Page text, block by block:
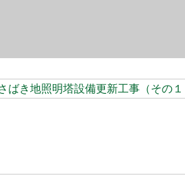
ばき地照明塔設備更新工事（その１